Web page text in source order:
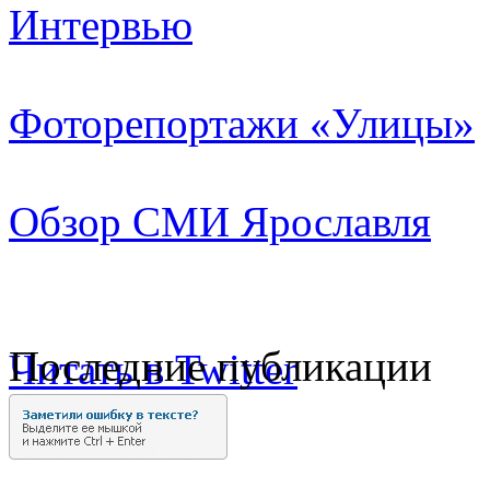
Интервью
Фоторепортажи «Улицы»
Обзор СМИ Ярославля
Последние публикации
Читать в Twitter